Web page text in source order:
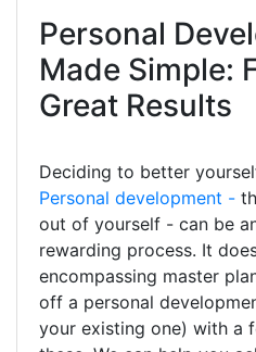
Personal
Made Simple:
Great Results
Deciding to better
Personal development -
out of yourself - can be
rewarding process. It
encompassing master
off a personal
your existing one) with a